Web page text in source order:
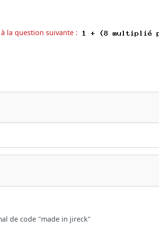
la question suivante :
de code "made in jireck"